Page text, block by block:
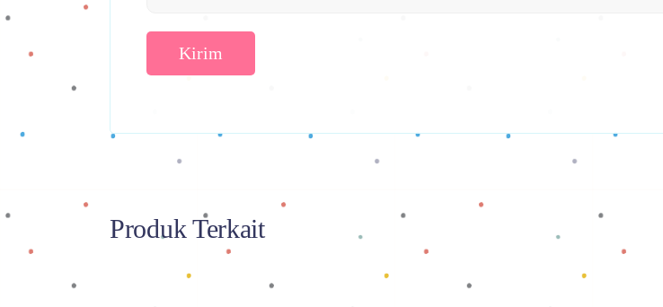
Produk Terkait